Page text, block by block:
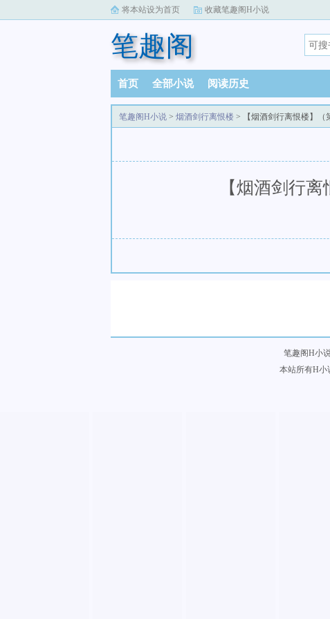
将本站设为首页 收藏笔趣阁H小说
笔趣阁
首页 全部小说 阅读历史
笔趣阁H小说 > 烟酒剑行离恨楼 > 【烟酒剑行离恨楼】（
【烟酒剑行
笔趣阁H小
本站所有H小